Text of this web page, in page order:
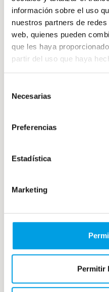
información sobre el uso
nuestros partners de
web, quienes pueden
que les haya
partir del uso que haya
Necesarias
Preferencias
Estadística
Marketing
Permitir
Además, los
congelados hacen
ellosdurante estos
ademásevitar
demanda, además
de que a
productos de calidad